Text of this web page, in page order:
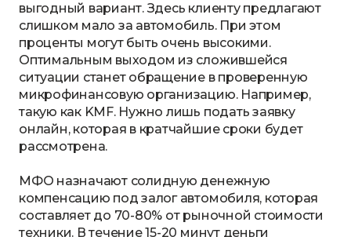
выгодный вариант. Здесь клиенту предлагают
слишком мало за автомобиль. При этом
проценты могут быть очень высокими.
Оптимальным выходом из сложившейся
ситуации станет обращение в проверенную
микрофинансовую организацию. Например,
такую как KMF. Нужно лишь подать заявку
онлайн, которая в кратчайшие сроки будет
рассмотрена.
МФО назначают солидную денежную
компенсацию под залог автомобиля, которая
составляет до 70-80% от рыночной стоимости
техники. В течение 15-20 минут деньги